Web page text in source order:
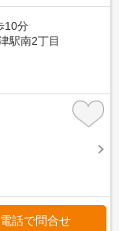
10分
駅南2丁目
電話で問合せ